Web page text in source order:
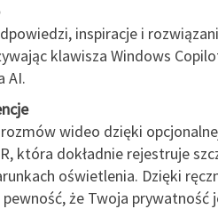
inspiracje i
klawisza Windows
AI.
wideo dzięki
która dokładnie rejestruje
oświetlenia. Dzięki
pewność, że Twoja prywatność